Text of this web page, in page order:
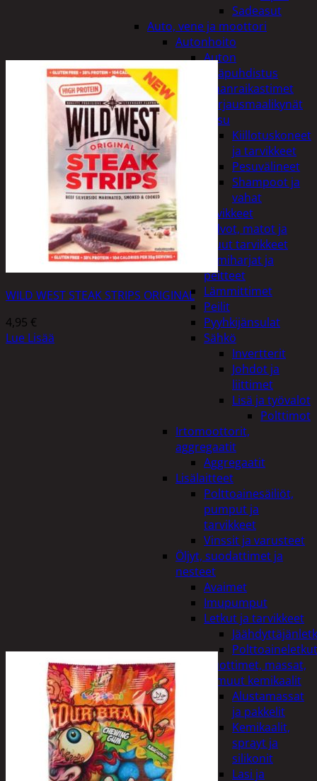
Sadeasut
Auto, vene ja moottori
Autonhoito
Auton
sisäpuhdistus
Ilmanraikastimet
Korjausmaalikynät
Pesu
Kiillotuskoneet
ja tarvikkeet
Pesuvälineet
Shampoot ja
vahat
Autotarvikkeet
Kalvot, matot ja
muut tarvikkeet
Lumiharjat ja
peitteet
Lämmittimet
Peilit
Pyyhkijänsulat
Sähkö
Invertterit
Johdot ja
liittimet
Lisä ja työvalot
Polttimot
Irtomoottorit,
aggregaatit
Aggregaatit
Lisälaitteet
Polttoainesäiliöt,
pumput ja
tarvikkeet
Vinssit ja varusteet
Öljyt, suodattimet ja
nesteet
Avaimet
Imupumput
Letkut ja tarvikkeet
Polttoaineletkut
Liuottimet, massat,
ja muut kemikaalit
Alustamassat
ja pakkelit
Kemikaalit,
sprayt ja
silikonit
Lasi ja
WILD WEST STEAK STRIPS ORIGINAL
4,95 €
Lue Lisää